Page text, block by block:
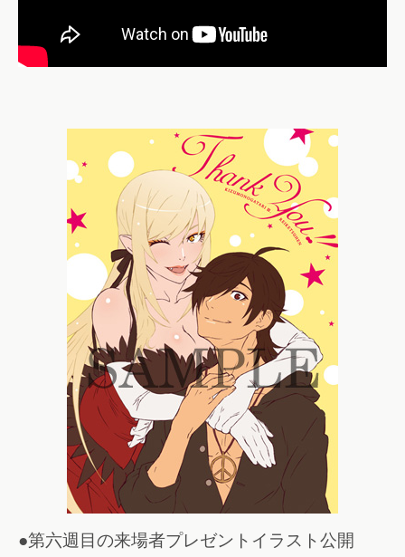
●第六週目の来場者プレゼントイラスト公開